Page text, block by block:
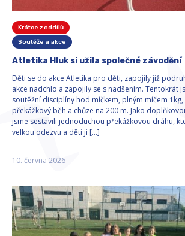
Krátce z oddílů
Soutěže a akce
Atletika Hluk si užila společné závodění
Děti se do akce Atletika pro děti, zapojily již
akce nadchlo a zapojily se s nadšením. Tentokrát
soutěžní disciplíny hod míčkem, plným míčem 1kg,
překážkový běh a chůze na 200 m. Jako
jsme sestavili jednoduchou překážkovou dráhu,
velkou odezvu a děti ji […]
10. června 2026